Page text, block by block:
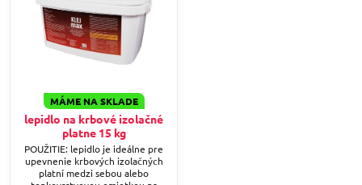
MÁME NA SKLADE
lepidlo na krbové izolačné
platne 15 kg
POUŽITIE: lepidlo je ideálne pre
upevnenie krbových izolačných
platní medzi sebou alebo